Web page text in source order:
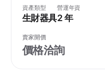
資產類型
生財器具
營運年資
2 年
賣家開價
價格洽詢